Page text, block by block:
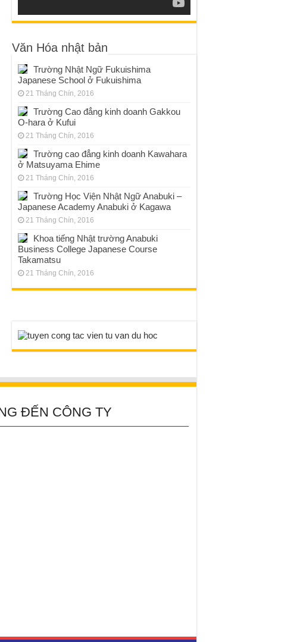
Văn Hóa nhật bản
Trường Nhật Ngữ Fukuishima
Japanese School ở Fukuishima
21 Tháng Chín, 2016
Trường Cao đẳng kinh doanh Gakkou
O-hara ở Kufui
21 Tháng Chín, 2016
Trường cao đẳng kinh doanh Kawahara
ở Matsuyama Ehime
21 Tháng Chín, 2016
Trường Học Viện Nhật Ngữ Anabuki –
Japanese Academy Anabuki ở Kagawa
21 Tháng Chín, 2016
Khoa tiếng Nhật trường Anabuki
Business College Japanese Course
Takamatsu
21 Tháng Chín, 2016
ĐẾN CÔNG TY